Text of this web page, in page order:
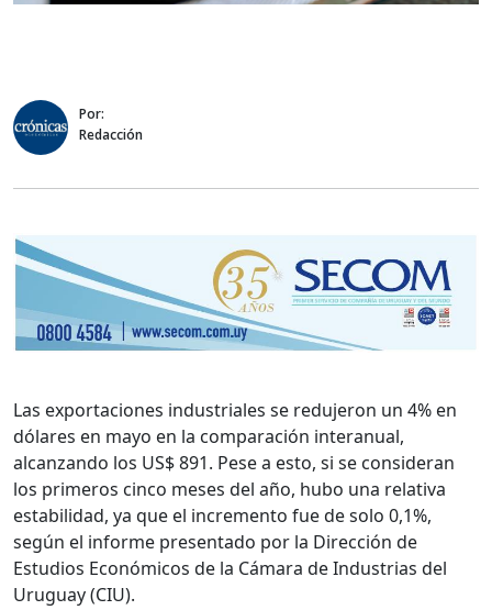
Por:
Redacción
Las exportaciones industriales se redujeron un 4% en
dólares en mayo en la comparación interanual,
alcanzando los US$ 891. Pese a esto, si se consideran
los primeros cinco meses del año, hubo una relativa
estabilidad, ya que el incremento fue de solo 0,1%,
según el informe presentado por la Dirección de
Estudios Económicos de la Cámara de Industrias del
Uruguay (CIU).